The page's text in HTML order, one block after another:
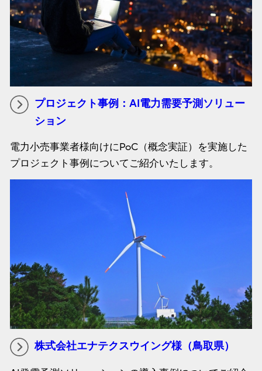
プロジェクト事例：AI電力需要予測ソリュー
ション
電力小売事業者様向けにPoC（概念実証）を実施した
プロジェクト事例についてご紹介いたします。
株式会社エナテクスウイング様（鳥取県）